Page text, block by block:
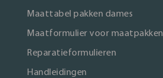
Maattabel pakken dames
Maatformulier voor maatpakken
Reparatieformulieren
Handleidingen